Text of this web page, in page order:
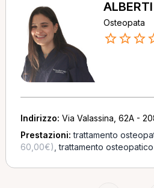
Osteopata
Indirizzo: Via Valassina, 62A -
Prestazioni:trattamento
60,00€) ,trattamento osteopatico